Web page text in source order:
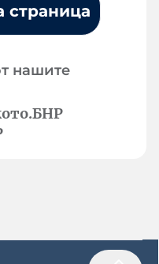
страница
нашите